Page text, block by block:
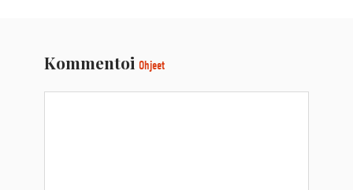
Kommentoi Ohjeet